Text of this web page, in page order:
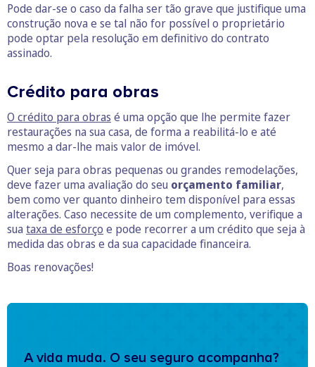
Pode dar-se o caso da falha ser tão grave que justifique uma
construção nova e se tal não for possível o proprietário
pode optar pela resolução em definitivo do contrato
assinado.
Crédito para obras
O crédito para obras é uma opção que lhe permite fazer
restaurações na sua casa, de forma a reabilitá-lo e até
mesmo a dar-lhe mais valor de imóvel.
Quer seja para obras pequenas ou grandes remodelações,
deve fazer uma avaliação do seu orçamento familiar,
bem como ver quanto dinheiro tem disponível para essas
alterações. Caso necessite de um complemento, verifique a
sua taxa de esforço e pode recorrer a um crédito que seja à
medida das obras e da sua capacidade financeira.
Boas renovações!
A vida muda. O seu seguro acompanha?